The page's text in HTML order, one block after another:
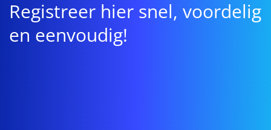
Registreer hier snel, voordelig
en eenvoudig!